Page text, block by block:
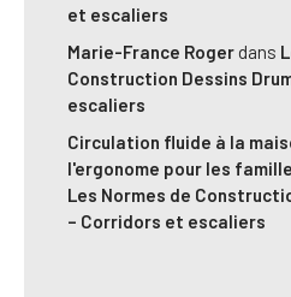
et escaliers
Marie-France Roger dans
Construction Dessins
escaliers
Circulation fluide à la
l'ergonome pour les
Les Normes de
– Corridors et escaliers